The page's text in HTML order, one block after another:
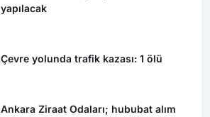
yapılacak
Çevre yolunda trafik kazası: 1 ölü
Ankara Ziraat Odaları; hububat alım